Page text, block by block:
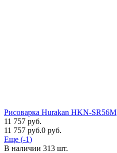
Рисоварка Hurakan HKN-SR56M
11 757 руб.
11 757 руб.0 руб.
Еще (-1)
В наличии 313 шт.